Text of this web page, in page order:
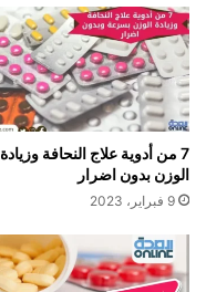
7 من أدوية علاج النحافة وزيادة
الوزن بدون اضرار
9 فبراير، 2023